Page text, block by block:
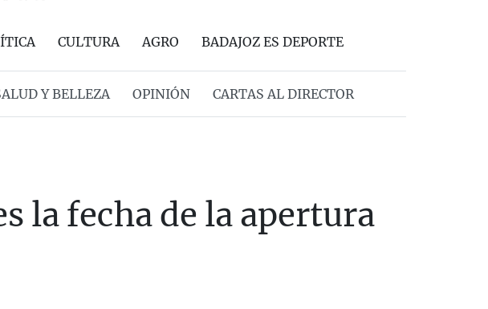
CULTURA AGRO BADAJOZ ES DEPORTE
Y BELLEZA OPINIÓN CARTAS AL DIRECTOR
la fecha de la apertura